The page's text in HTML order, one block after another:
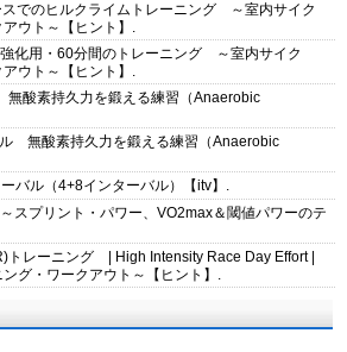
でのヒルクライムトレーニング ～室内サイク
ウト～【ヒント】.
化用・60分間のトレーニング ～室内サイク
ウト～【ヒント】.
酸素持久力を鍛える練習（Anaerobic
無酸素持久力を鍛える練習（Anaerobic
ーバル（4+8インターバル）【itv】.
スプリント・パワー、VO2max＆閾値パワーのテ
トレーニング | High Intensity Race Day Effort |
グ・ワークアウト～【ヒント】.